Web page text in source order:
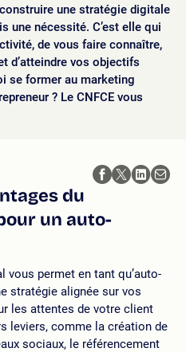
une stratégie digitale
une nécessité. C’est elle qui
de vous faire connaître,
d’atteindre vos objectifs
se former au marketing
? Le CNFCE vous
du
un auto-
vous permet en tant qu’auto-
stratégie alignée sur vos
les attentes de votre client
leviers, comme la création de
sociaux, le référencement